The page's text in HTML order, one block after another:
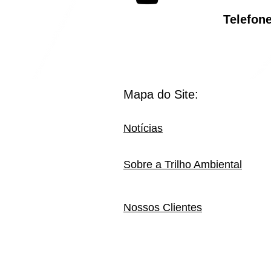
Sobre a Trilho Ambiental
Notícias
Nossos Clientes
Mapa do Site: